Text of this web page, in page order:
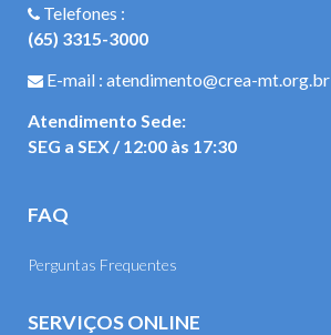
Telefones :
(65) 3315-3000
E-mail : atendimento@crea-mt.org.br
Atendimento Sede:
SEG a SEX / 12:00 às 17:30
FAQ
Perguntas Frequentes
SERVIÇOS ONLINE